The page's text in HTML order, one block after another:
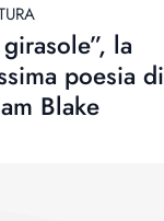
la
poesia di
Blake